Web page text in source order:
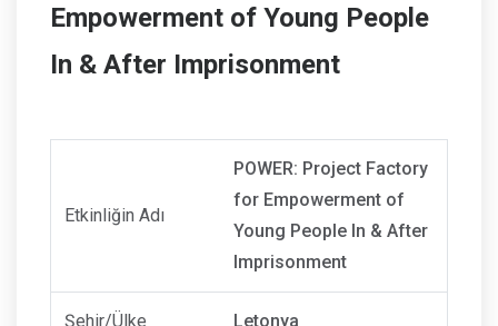
Empowerment of Young People
In & After Imprisonment
Etkinliğin Adı
POWER: Project Factory
for Empowerment of
Young People In & After
Imprisonment
Şehir/Ülke Letonya